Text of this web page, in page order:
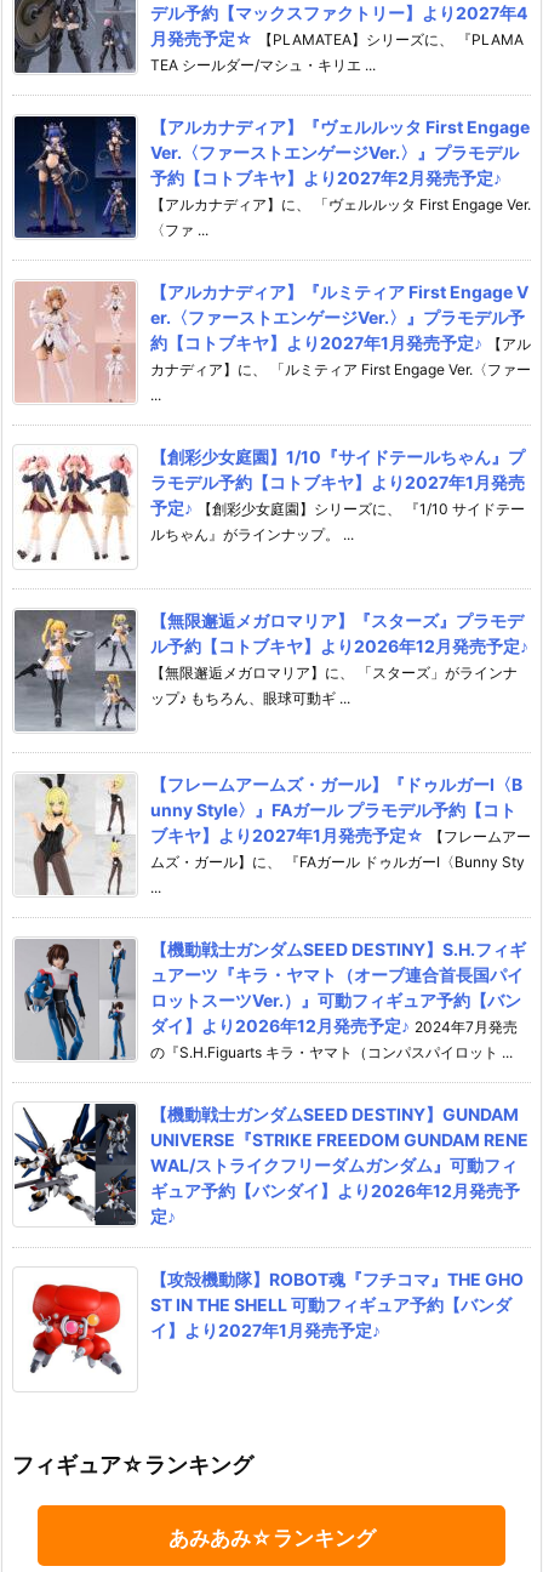
デル予約【マックスファクトリー】より2027年4
月発売予定☆
【PLAMATEA】シリーズに、 『PLAMA
TEA シールダー/マシュ・キリエ ...
【アルカナディア】『ヴェルルッタ First Engage
Ver.〈ファーストエンゲージVer.〉』プラモデル
予約【コトブキヤ】より2027年2月発売予定♪
【アルカナディア】に、 「ヴェルルッタ First Engage Ver.
〈ファ ...
【アルカナディア】『ルミティア First Engage V
er.〈ファーストエンゲージVer.〉』プラモデル予
約【コトブキヤ】より2027年1月発売予定♪
【アル
カナディア】に、 「ルミティア First Engage Ver.〈ファー
...
【創彩少女庭園】1/10『サイドテールちゃん』プ
ラモデル予約【コトブキヤ】より2027年1月発売
予定♪
【創彩少女庭園】シリーズに、 『1/10 サイドテー
ルちゃん』がラインナップ。 ...
【無限邂逅メガロマリア】『スターズ』プラモデ
ル予約【コトブキヤ】より2026年12月発売予定♪
【無限邂逅メガロマリア】に、 「スターズ」がラインナ
ップ♪ もちろん、眼球可動ギ ...
【フレームアームズ・ガール】『ドゥルガーI〈B
unny Style〉』FAガール プラモデル予約【コト
ブキヤ】より2027年1月発売予定☆
【フレームアー
ムズ・ガール】に、 『FAガール ドゥルガーI〈Bunny Sty
...
【機動戦士ガンダムSEED DESTINY】S.H.フィギ
ュアーツ『キラ・ヤマト（オーブ連合首長国パイ
ロットスーツVer.）』可動フィギュア予約【バン
ダイ】より2026年12月発売予定♪ 2024年7月発売
の『S.H.Figuarts キラ・ヤマト（コンパスパイロット ...
【機動戦士ガンダムSEED DESTINY】GUNDAM
UNIVERSE『STRIKE FREEDOM GUNDAM RENE
WAL/ストライクフリーダムガンダム』可動フィ
ギュア予約【バンダイ】より2026年12月発売予
定♪
【攻殻機動隊】ROBOT魂『フチコマ』THE GHO
ST IN THE SHELL 可動フィギュア予約【バンダ
イ】より2027年1月発売予定♪
フィギュア☆ランキング
あみあみ☆ランキング